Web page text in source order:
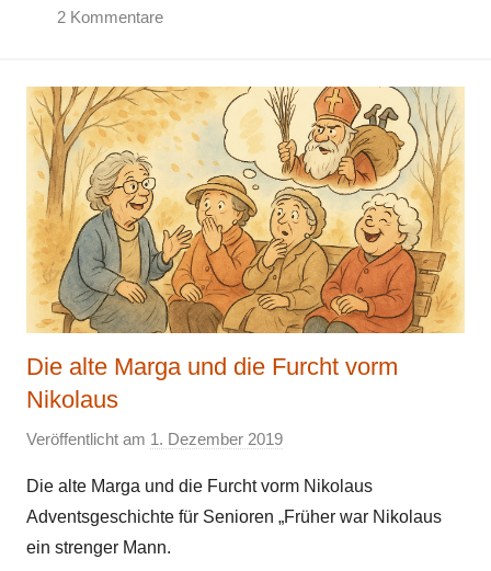
2 Kommentare
Die alte Marga und die Furcht vorm
Nikolaus
Veröffentlicht am 1. Dezember 2019
n
E
Die alte Marga und die Furcht vorm Nikolaus
Adventsgeschichte für Senioren „Früher war Nikolaus
ein strenger Mann.